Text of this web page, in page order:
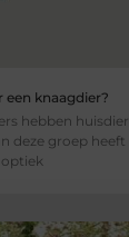
een knaagdier?
hebben
deze groep heeft